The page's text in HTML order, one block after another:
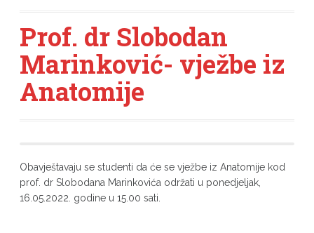
Prof. dr Slobodan
Marinković- vježbe iz
Anatomije
Obavještavaju se studenti da će se vježbe iz Anatomije kod
prof. dr Slobodana Marinkovića održati u ponedjeljak,
16.05.2022. godine u 15.00 sati.